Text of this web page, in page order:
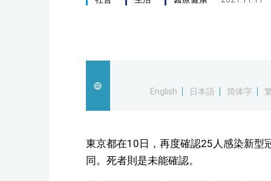
English 日本語 简体字
東京都在10日，再度確認25人感染新型
同。死者則是未能確認。